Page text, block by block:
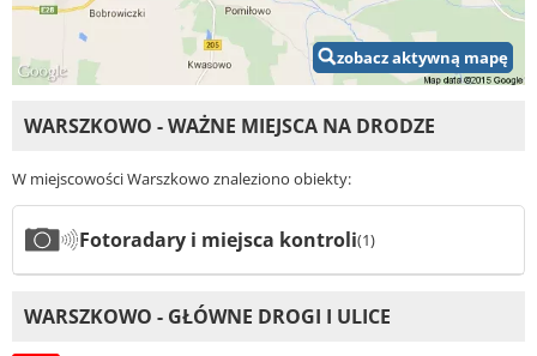
zobacz aktywną mapę
WARSZKOWO - WAŻNE MIEJSCA NA DRODZE
W miejscowości Warszkowo znaleziono obiekty:
Fotoradary i miejsca kontroli(1)
WARSZKOWO - GŁÓWNE DROGI I ULICE